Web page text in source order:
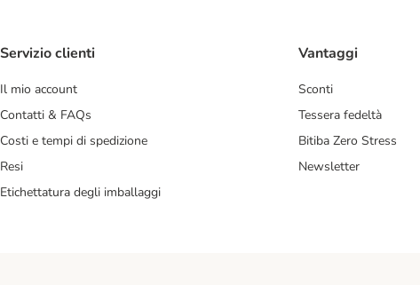
Servizio clienti
Il mio account
Contatti & FAQs
Costi e tempi di spedizione
Resi
Etichettatura degli imballaggi
Vantaggi
Sconti
Tessera fedeltà
Bitiba Zero Stress
Newsletter